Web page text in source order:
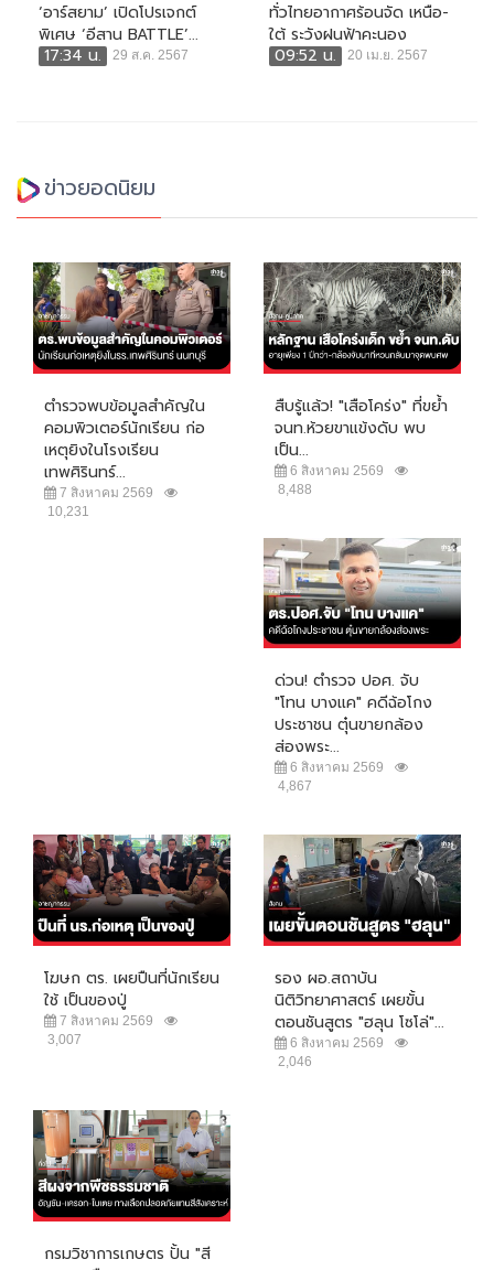
‘อาร์สยาม’ เปิดโปรเจกต์
พิเศษ ‘อีสาน BATTLE’...
17:34 น.
29 ส.ค. 2567
ทั่วไทยอากาศร้อนจัด เหนือ-
ใต้ ระวังฝนฟ้าคะนอง
09:52 น.
20 เม.ย. 2567
ข่าวยอดนิยม
ตำรวจพบข้อมูลสำคัญใน
คอมพิวเตอร์นักเรียน ก่อ
เหตุยิงในโรงเรียน
เทพศิรินทร์...
7 สิงหาคม 2569
10,231
สืบรู้แล้ว! "เสือโคร่ง" ที่ขย้ำ
จนท.ห้วยขาแข้งดับ พบ
เป็น...
6 สิงหาคม 2569
8,488
ด่วน! ตำรวจ ปอศ. จับ
"โทน บางแค" คดีฉ้อโกง
ประชาชน ตุ๋นขายกล้อง
ส่องพระ...
6 สิงหาคม 2569
4,867
โฆษก ตร. เผยปืนที่นักเรียน
ใช้ เป็นของปู่
7 สิงหาคม 2569
3,007
รอง ผอ.สถาบัน
นิติวิทยาศาสตร์ เผยขั้น
ตอนชันสูตร "ฮลุน โซโล่"...
6 สิงหาคม 2569
2,046
กรมวิชาการเกษตร ปั้น "สี